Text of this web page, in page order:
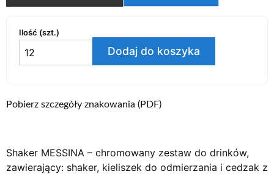
Ilość (szt.)
Dodaj do koszyka
Pobierz szczegóły znakowania (PDF)
Shaker MESSINA – chromowany zestaw do drinków,
zawierający: shaker, kieliszek do odmierzania i cedzak z